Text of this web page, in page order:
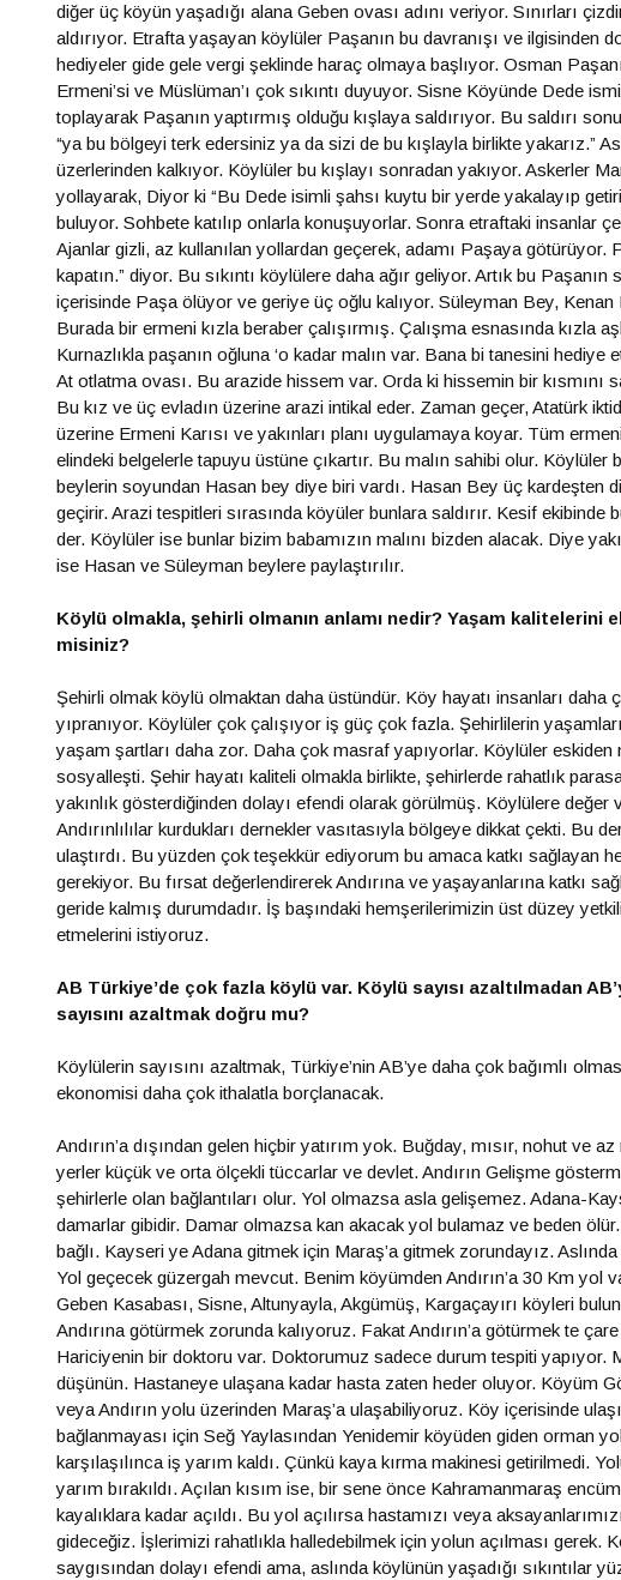
diğer üç köyün yaşadığı alana Geben ovası adını veriyor. Sınırları
aldırıyor. Etrafta yaşayan köylüler Paşanın bu davranışı ve ilgisinden
hediyeler gide gele vergi şeklinde haraç olmaya başlıyor. Osman
Ermeni’si ve Müslüman’ı çok sıkıntı duyuyor. Sisne Köyünde Dede
toplayarak Paşanın yaptırmış olduğu kışlaya saldırıyor. Bu saldırı
“ya bu bölgeyi terk edersiniz ya da sizi de bu kışlayla birlikte yakarız.”
üzerlerinden kalkıyor. Köylüler bu kışlayı sonradan yakıyor. Askerler
yollayarak, Diyor ki “Bu Dede isimli şahsı kuytu bir yerde yakalayıp
buluyor. Sohbete katılıp onlarla konuşuyorlar. Sonra etraftaki insanlar
Ajanlar gizli, az kullanılan yollardan geçerek, adamı Paşaya götürüyor.
kapatın.” diyor. Bu sıkıntı köylülere daha ağır geliyor. Artık bu
içerisinde Paşa ölüyor ve geriye üç oğlu kalıyor. Süleyman Bey,
Burada bir ermeni kızla beraber çalışırmış. Çalışma esnasında kızla
Kurnazlıkla paşanın oğluna ‘o kadar malın var. Bana bi tanesini hediye
At otlatma ovası. Bu arazide hissem var. Orda ki hissemin bir kısmını
Bu kız ve üç evladın üzerine arazi intikal eder. Zaman geçer, Atatürk
üzerine Ermeni Karısı ve yakınları planı uygulamaya koyar. Tüm
elindeki belgelerle tapuyu üstüne çıkartır. Bu malın sahibi olur. Köylüler
beylerin soyundan Hasan bey diye biri vardı. Hasan Bey üç kardeşten
geçirir. Arazi tespitleri sırasında köyüler bunlara saldırır. Kesif ekibinde
der. Köylüler ise bunlar bizim babamızın malını bizden alacak. Diye
ise Hasan ve Süleyman beylere paylaştırılır.
Köylü olmakla, şehirli olmanın anlamı nedir? Yaşam kalitelerini
misiniz?
Şehirli olmak köylü olmaktan daha üstündür. Köy hayatı insanları daha
yıpranıyor. Köylüler çok çalışıyor iş güç çok fazla. Şehirlilerin
yaşam şartları daha zor. Daha çok masraf yapıyorlar. Köylüler
sosyalleşti. Şehir hayatı kaliteli olmakla birlikte, şehirlerde rahatlık
yakınlık gösterdiğinden dolayı efendi olarak görülmüş. Köylülere
Andırınlılılar kurdukları dernekler vasıtasıyla bölgeye dikkat çekti. Bu
ulaştırdı. Bu yüzden çok teşekkür ediyorum bu amaca katkı sağlayan
gerekiyor. Bu fırsat değerlendirerek Andırına ve yaşayanlarına katkı
geride kalmış durumdadır. İş başındaki hemşerilerimizin üst düzey
etmelerini istiyoruz.
AB Türkiye’de çok fazla köylü var. Köylü sayısı azaltılmadan
sayısını azaltmak doğru mu?
Köylülerin sayısını azaltmak, Türkiye’nin AB’ye daha çok bağımlı
ekonomisi daha çok ithalatla borçlanacak.
Andırın’a dışından gelen hiçbir yatırım yok. Buğday, mısır, nohut ve
yerler küçük ve orta ölçekli tüccarlar ve devlet. Andırın Gelişme
şehirlerle olan bağlantıları olur. Yol olmazsa asla gelişemez. Adana-
damarlar gibidir. Damar olmazsa kan akacak yol bulamaz ve beden
bağlı. Kayseri ye Adana gitmek için Maraş’a gitmek zorundayız.
Yol geçecek güzergah mevcut. Benim köyümden Andırın’a 30 Km yol
Geben Kasabası, Sisne, Altunyayla, Akgümüş, Kargaçayırı köyleri
Andırına götürmek zorunda kalıyoruz. Fakat Andırın’a götürmek te
Hariciyenin bir doktoru var. Doktorumuz sadece durum tespiti yapıyor.
düşünün. Hastaneye ulaşana kadar hasta zaten heder oluyor. Köyüm
veya Andırın yolu üzerinden Maraş’a ulaşabiliyoruz. Köy içerisinde
bağlanmayası için Seğ Yaylasından Yenidemir köyüden giden orman
karşılaşılınca iş yarım kaldı. Çünkü kaya kırma makinesi getirilmedi.
yarım bırakıldı. Açılan kısım ise, bir sene önce Kahramanmaraş
kayalıklara kadar açıldı. Bu yol açılırsa hastamızı veya
gideceğiz. İşlerimizi rahatlıkla halledebilmek için yolun açılması
saygısından dolayı efendi ama, aslında köylünün yaşadığı sıkıntılar